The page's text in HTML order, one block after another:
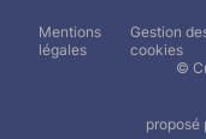
Mentions
légales
Gestion
cookies
©
proposé